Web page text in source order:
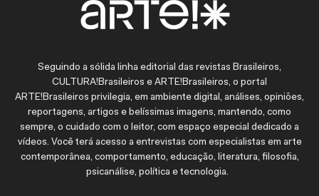
Seguindo a sólida linha editorial das revistas Brasileiros,
CULTURA!Brasileiros e ARTE!Brasileiros, o portal
ARTE!Brasileiros privilegia, em ambiente digital, análises, opiniões,
reportagens, artigos e belíssimas imagens, mantendo, como
sempre, o cuidado com o leitor, com espaço especial dedicado a
vídeos. Você terá acesso a entrevistas com especialistas em arte
contemporânea, comportamento, educação, literatura, filosofia,
psicanálise, política e tecnologia.